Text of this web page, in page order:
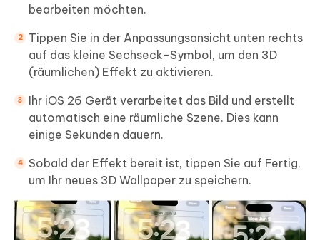
bearbeiten möchten.
Tippen Sie in der Anpassungsansicht unten rechts
auf das kleine Sechseck-Symbol, um den 3D
(räumlichen) Effekt zu aktivieren.
Ihr iOS 26 Gerät verarbeitet das Bild und erstellt
automatisch eine räumliche Szene. Dies kann
einige Sekunden dauern.
Sobald der Effekt bereit ist, tippen Sie auf Fertig,
um Ihr neues 3D Wallpaper zu speichern.